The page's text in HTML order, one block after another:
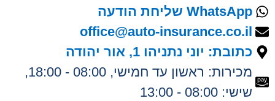
WhatsApp שליחת הודעה
office@auto-insurance.co.il
כתובת: יוני נתניהו 1, אור יהודה
מכירות: ראשון עד חמישי, 08:00 - 18:00,
שישי: 08:00 - 13:00